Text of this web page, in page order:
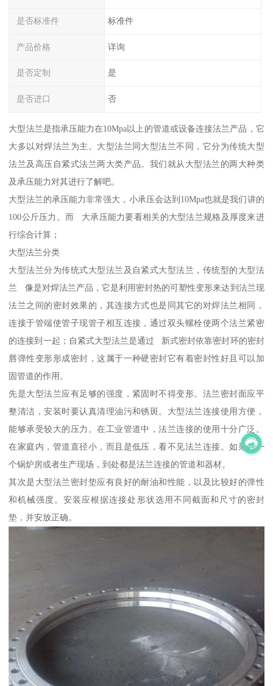
是否标准件 标准件
产品价格 详询
是否定制 是
是否进口 否
大型法兰是指承压能力在10Mpa以上的管道或设备连接法兰产品，它
大多以对焊法兰为主。大型法兰同大型法兰不同，它分为传统大型
法兰及高压自紧式法兰两大类产品。我们就从大型法兰的两大种类
及承压能力对其进行了解吧。
大型法兰的承压能力非常强大，小承压会达到10Mpa也就是我们讲的
100公斤压力。而 大承压能力要看相关的大型法兰规格及厚度来进
行综合计算；
大型法兰分类
大型法兰分为传统式大型法兰及自紧式大型法兰，传统型的大型法
兰 像是对焊法兰产品，它是利用密封热的可塑性变形来达到法兰现
法兰之间的密封效果的，其连接方式也是同其它的对焊法兰相同，
连接于管端使管子现管子相互连接，通过双头螺栓使两个法兰紧密
的连接到一起；自紧式大型法兰是通过 新式密封依靠密封环的密封
唇弹性变形形成密封，这属于一种硬密封它有着密封性好且可以加
固管道的作用。
先是大型法兰应有足够的强度，紧固时不得变形。法兰密封面应平
整清洁，安装时要认真清理油污和锈斑。大型法兰连接使用方便，
能够承受较大的压力。在工业管道中，法兰连接的使用十分广泛。
在家庭内，管道直径小，而且是低压，看不见法兰连接。如果在一
个锅炉房或者生产现场，到处都是法兰连接的管道和器材。
其次是大型法兰密封垫应有良好的耐油和性能，以及比较好的弹性
和机械强度。安装应根据连接处形状选用不同截面和尺寸的密封
垫，并安放正确。